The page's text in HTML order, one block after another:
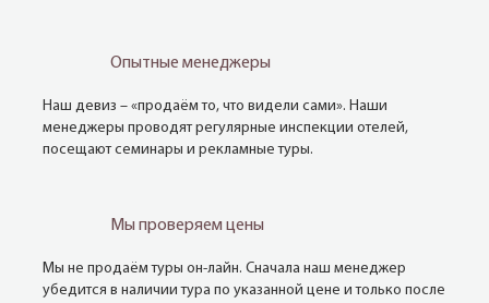
Опытные менеджеры
Наш девиз – «продаём то, что видели сами». Наши
менеджеры проводят регулярные инспекции отелей,
посещают семинары и рекламные туры.
Мы проверяем цены
Мы не продаём туры он-лайн. Сначала наш менеджер
убедится в наличии тура по указанной цене и только после